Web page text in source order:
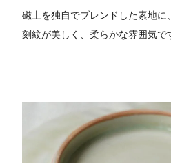
磁土を独自でブレンドした素地
刻紋が美しく、柔らかな雰囲気で